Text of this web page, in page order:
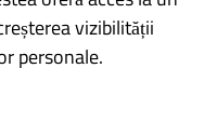
vizibilității
personale.